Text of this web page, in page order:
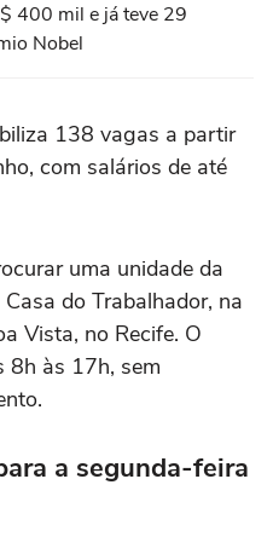
400 mil e já teve 29
Nobel
138 vagas a partir
com salários de até
uma unidade da
do Trabalhador, na
Vista, no Recife. O
8h às 17h, sem
a segunda-feira